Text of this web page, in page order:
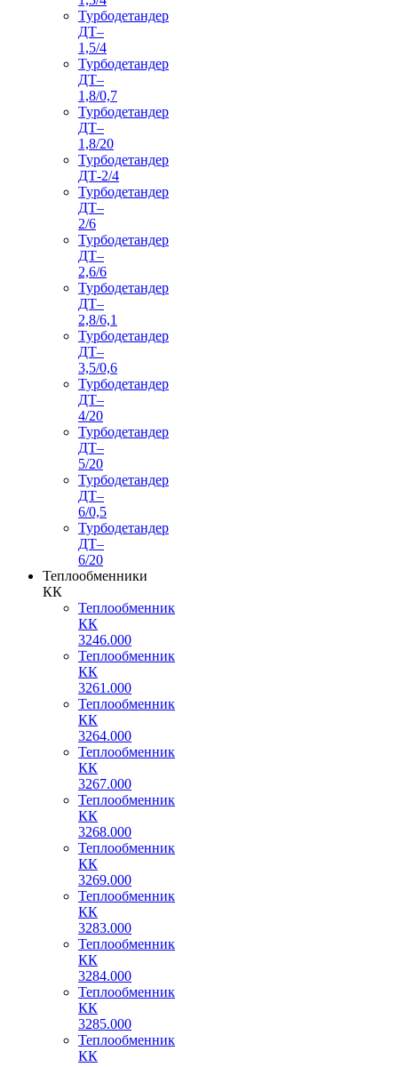
Турбодетандер
ДТ–
1,5/4
Турбодетандер
ДТ–
1,8/0,7
Турбодетандер
ДТ–
1,8/20
Турбодетандер
ДТ-2/4
Турбодетандер
ДТ–
2/6
Турбодетандер
ДТ–
2,6/6
Турбодетандер
ДТ–
2,8/6,1
Турбодетандер
ДТ–
3,5/0,6
Турбодетандер
ДТ–
4/20
Турбодетандер
ДТ–
5/20
Турбодетандер
ДТ–
6/0,5
Турбодетандер
ДТ–
6/20
Теплообменники
КК
Теплообменник
КК
3246.000
Теплообменник
КК
3261.000
Теплообменник
КК
3264.000
Теплообменник
КК
3267.000
Теплообменник
КК
3268.000
Теплообменник
КК
3269.000
Теплообменник
КК
3283.000
Теплообменник
КК
3284.000
Теплообменник
КК
3285.000
Теплообменник
КК